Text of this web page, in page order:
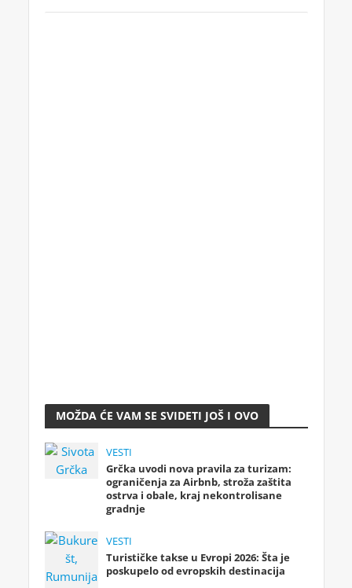
MOŽDA ĆE VAM SE SVIDETI JOŠ I OVO
VESTI
Grčka uvodi nova pravila za turizam:
ograničenja za Airbnb, stroža zaštita
ostrva i obale, kraj nekontrolisane
gradnje
VESTI
Turističke takse u Evropi 2026: Šta je
poskupelo od evropskih destinacija